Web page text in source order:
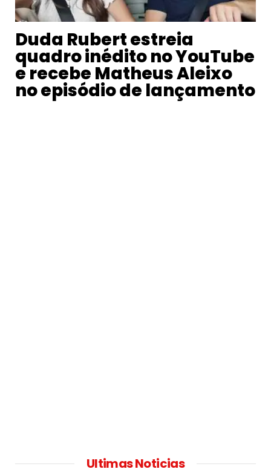
Duda Rubert estreia
quadro inédito no YouTube
e recebe Matheus Aleixo
no episódio de lançamento
Ultimas Noticias